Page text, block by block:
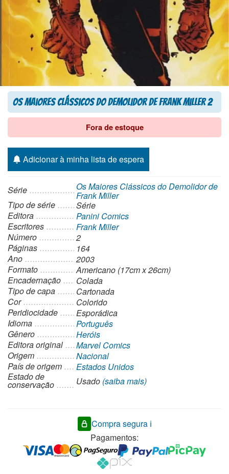
Os Maiores Clássicos do Demolidor de Frank Miller 2
Fora de estoque
Adicionar à minha lista de espera
Série Os Maiores Clássicos do Demolidor de
Frank Miller
Tipo de série
Série
Editora
Panini Comics
Escritores
Frank Miller
Número
2
Páginas
164
Ano
2003
Formato
Americano (17cm x 26cm)
Encadernação
Colada
Tipo de capa
Cartonada
Cor
Colorido
Peridiocidade
Esporádica
Idioma
Português
Gênero
Heróis
Editora original
Marvel Comics
Origem
Nacional
País de origem
Estados Unidos
Estado de
conservação Usado (saiba mais)
Compra segura ℹ️
Pagamentos: